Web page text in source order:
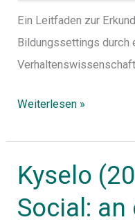
Ein Leitfaden zur
Bildungssettings durch
Verhaltenswissenschaft
Weiterlesen »
Kyselo
Social:
Kyselo
(2014)
The